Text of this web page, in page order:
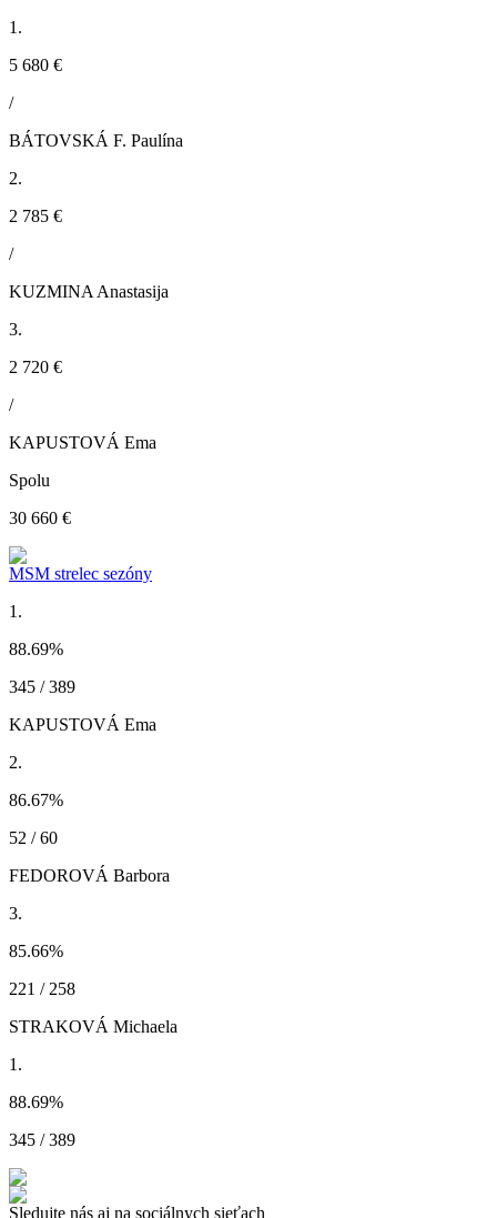
1.
5 680 €
/
BÁTOVSKÁ F. Paulína
2.
2 785 €
/
KUZMINA Anastasija
3.
2 720 €
/
KAPUSTOVÁ Ema
Spolu
30 660 €
MSM strelec sezóny
1.
88.69%
345 / 389
KAPUSTOVÁ Ema
2.
86.67%
52 / 60
FEDOROVÁ Barbora
3.
85.66%
221 / 258
STRAKOVÁ Michaela
1.
88.69%
345 / 389
Sledujte nás aj na sociálnych sieťach